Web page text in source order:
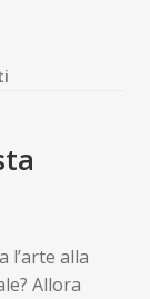
l’arte alla
Allora